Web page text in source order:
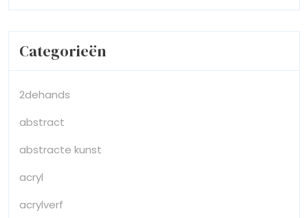
Categorieën
2dehands
abstract
abstracte kunst
acryl
acrylverf